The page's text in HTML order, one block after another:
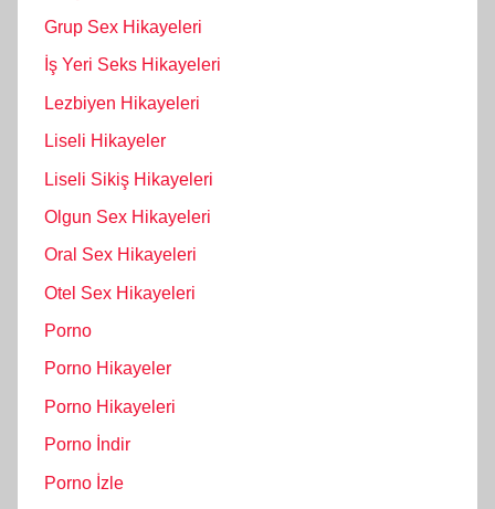
Grup Sex Hikayeleri
İş Yeri Seks Hikayeleri
Lezbiyen Hikayeleri
Liseli Hikayeler
Liseli Sikiş Hikayeleri
Olgun Sex Hikayeleri
Oral Sex Hikayeleri
Otel Sex Hikayeleri
Porno
Porno Hikayeler
Porno Hikayeleri
Porno İndir
Porno İzle